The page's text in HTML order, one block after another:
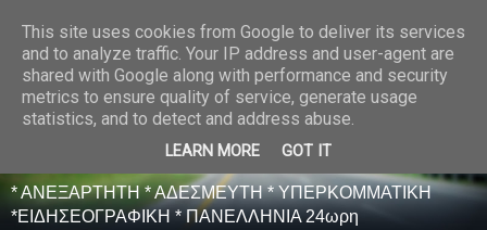
E F E N P R E S S -
ΗΛΕΚΤΡΟΝΙΚΗ
ΕΦΗΜΕΡΙΔΑ
* ΑΝΕΞΑΡΤΗΤΗ * ΑΔΕΣΜΕΥΤΗ * ΥΠΕΡΚΟΜΜΑΤΙΚΗ
*ΕΙΔΗΣΕΟΓΡΑΦΙΚΗ * ΠΑΝΕΛΛΗΝΙΑ 24ωρη
This site uses cookies from Google to deliver its services
and to analyze traffic. Your IP address and user-agent are
shared with Google along with performance and security
metrics to ensure quality of service, generate usage
statistics, and to detect and address abuse.
LEARN MORE GOT IT